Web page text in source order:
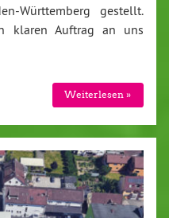
Württemberg gestellt.
klaren Auftrag an uns
Weiterlesen »